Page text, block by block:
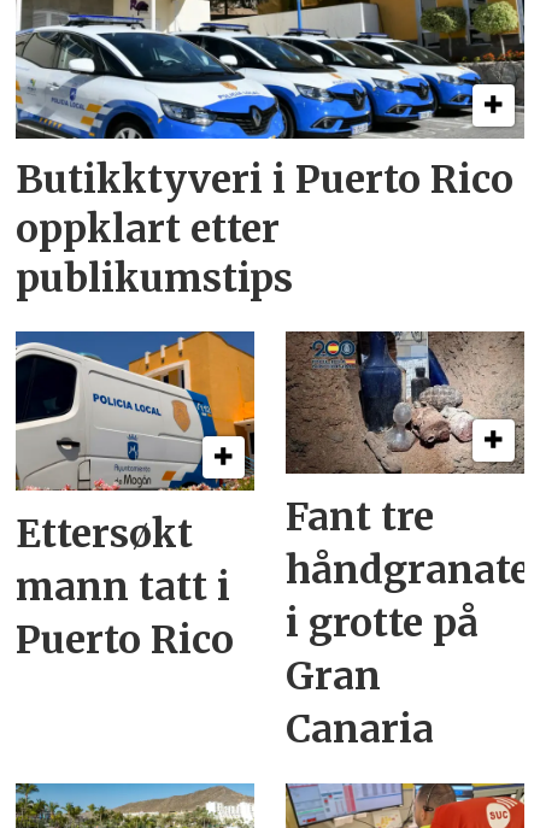
Butikktyveri i Puerto Rico
oppklart etter
publikumstips
Ettersøkt
mann tatt i
Puerto Rico
Fant tre
i grotte på
Gran
Canaria